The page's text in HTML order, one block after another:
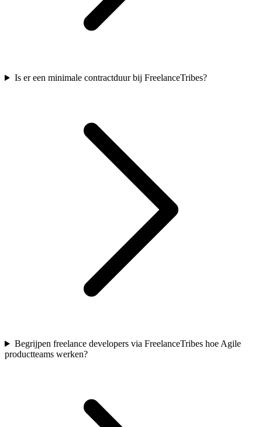
Is er een minimale contractduur bij FreelanceTribes?
Begrijpen freelance developers via FreelanceTribes hoe Agile
productteams werken?